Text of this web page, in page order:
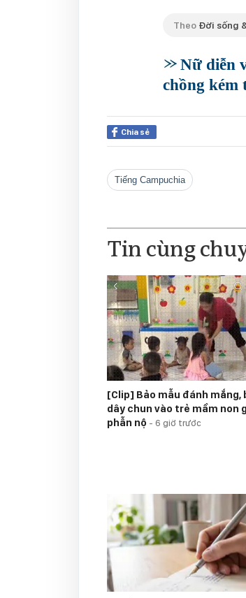
Theo Đời sống
Nữ diễn
chồng kém
Chia sẻ
tiếng Campuchia
Tin cùng
[Clip] Bảo mẫu đánh mắng,
dây chun vào trẻ mầm non
phẫn nộ - 6 giờ trước